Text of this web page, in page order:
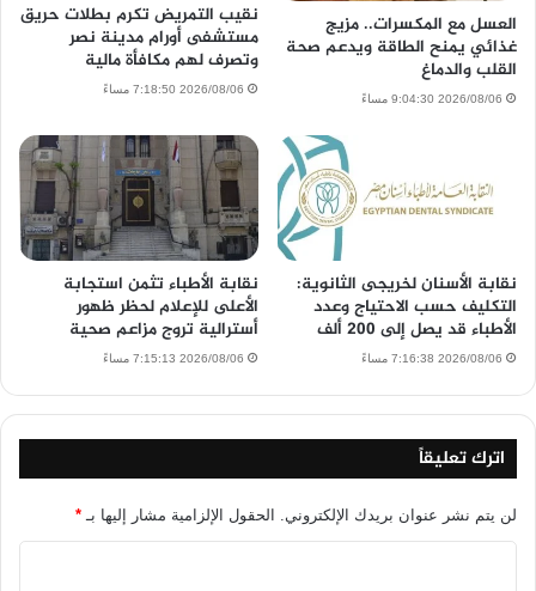
العسل مع المكسرات.. مزيج
غذائي يمنح الطاقة ويدعم صحة
القلب والدماغ
2026/08/06 9:04:30 مساءً
نقيب التمريض تكرم بطلات حريق
مستشفى أورام مدينة نصر
وتصرف لهم مكافأة مالية
2026/08/06 7:18:50 مساءً
نقابة الأسنان لخريجى الثانوية:
التكليف حسب الاحتياج وعدد
الأطباء قد يصل إلى 200 ألف
2026/08/06 7:16:38 مساءً
نقابة الأطباء تثمن استجابة
الأعلى للإعلام لحظر ظهور
أسترالية تروج مزاعم صحية
2026/08/06 7:15:13 مساءً
اترك تعليقاً
لن يتم نشر عنوان بريدك الإلكتروني. الحقول الإلزامية مشار إليها بـ *